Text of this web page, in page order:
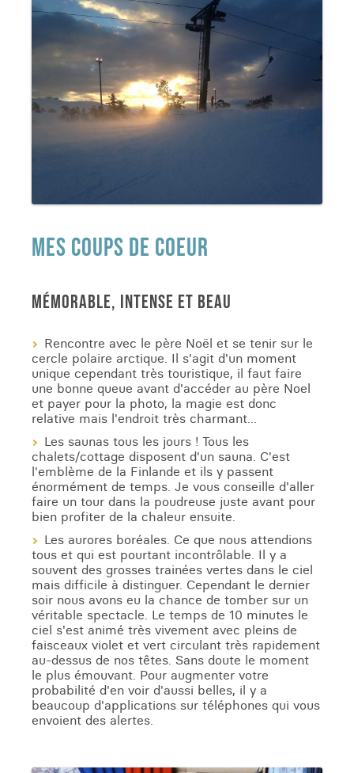
MES COUPS DE COEUR
MÉMORABLE, INTENSE ET BEAU
Rencontre avec le père Noël et se tenir sur le
cercle polaire arctique. Il s'agit d'un moment
unique cependant très touristique, il faut faire
une bonne queue avant d'accéder au père Noel
et payer pour la photo, la magie est donc
relative mais l'endroit très charmant...
Les saunas tous les jours ! Tous les
chalets/cottage disposent d'un sauna. C'est
l'emblème de la Finlande et ils y passent
énormément de temps. Je vous conseille d'aller
faire un tour dans la poudreuse juste avant pour
bien profiter de la chaleur ensuite.
Les aurores boréales. Ce que nous attendions
tous et qui est pourtant incontrôlable. Il y a
souvent des grosses trainées vertes dans le ciel
mais difficile à distinguer. Cependant le dernier
soir nous avons eu la chance de tomber sur un
véritable spectacle. Le temps de 10 minutes le
ciel s'est animé très vivement avec pleins de
faisceaux violet et vert circulant très rapidement
au-dessus de nos têtes. Sans doute le moment
le plus émouvant. Pour augmenter votre
probabilité d'en voir d'aussi belles, il y a
beaucoup d'applications sur téléphones qui vous
envoient des alertes.